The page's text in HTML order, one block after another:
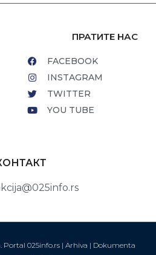
ПРАТИТЕ НАС
FACEBOOK
INSTAGRAM
TWITTER
YOU TUBE
Portal 025info.rs | Arhiva | Dokumenta